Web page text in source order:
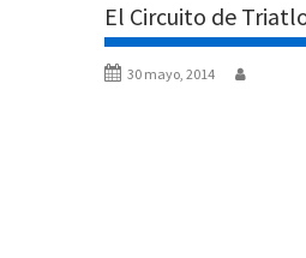
El Circuito de
30 mayo, 2014